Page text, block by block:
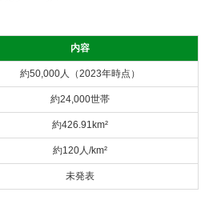
内容
約50,000人（2023年時点）
約24,000世帯
約426.91km²
約120人/km²
未発表